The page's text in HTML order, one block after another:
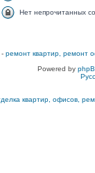
Нет непрочитанных
- ремонт квартир, ремонт
Powered by